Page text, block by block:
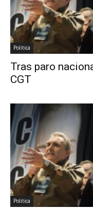
Politica
Tras paro
CGT
Politica